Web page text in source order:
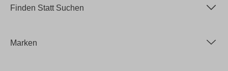
Finden Statt Suchen
Marken